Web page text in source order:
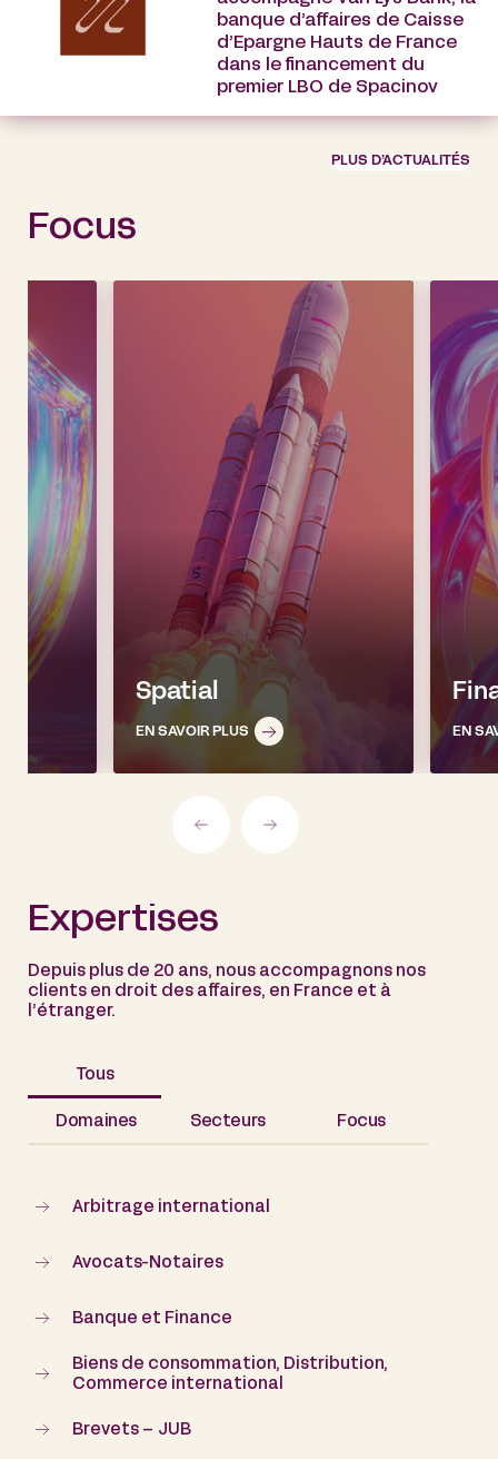
banque d’affaires de Caisse
d’Epargne Hauts de France
dans le financement du
premier LBO de Spacinov
PLUS D’ACTUALITÉS
Focus
Spatial
EN SAVOIR PLUS EN
Expertises
Depuis plus de 20 ans, nous accompagnons nos
clients en droit des affaires, en France et à
l’étranger.
Tous
Domaines Secteurs Focus
Arbitrage international
Avocats-Notaires
Banque et Finance
Biens de consommation, Distribution,
Commerce international
Brevets – JUB